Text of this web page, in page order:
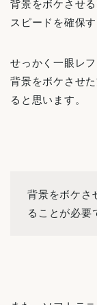
背景をボケさせ
スピードを確保す
せっかく一眼レ
背景をボケさせ
ると思います。
背景をボケさ
ることが必要